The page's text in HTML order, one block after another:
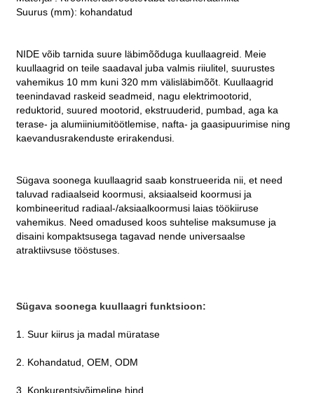
Suurus (mm): kohandatud
NIDE võib tarnida suure läbimõõduga kuullaagreid. Meie
kuullaagrid on teile saadaval juba valmis riiulitel, suurustes
vahemikus 10 mm kuni 320 mm välisläbimõõt. Kuullaagrid
teenindavad raskeid seadmeid, nagu elektrimootorid,
reduktorid, suured mootorid, ekstruuderid, pumbad, aga ka
terase- ja alumiiniumitöötlemise, nafta- ja gaasipuurimise ning
kaevandusrakenduste erirakendusi.
Sügava soonega kuullaagrid saab konstrueerida nii, et need
taluvad radiaalseid koormusi, aksiaalseid koormusi ja
kombineeritud radiaal-/aksiaalkoormusi laias töökiiruse
vahemikus. Need omadused koos suhtelise maksumuse ja
disaini kompaktsusega tagavad nende universaalse
atraktiivsuse tööstuses.
Sügava soonega kuullaagri funktsioon:
1. Suur kiirus ja madal müratase
2. Kohandatud, OEM, ODM
3. Konkurentsivõimeline hind